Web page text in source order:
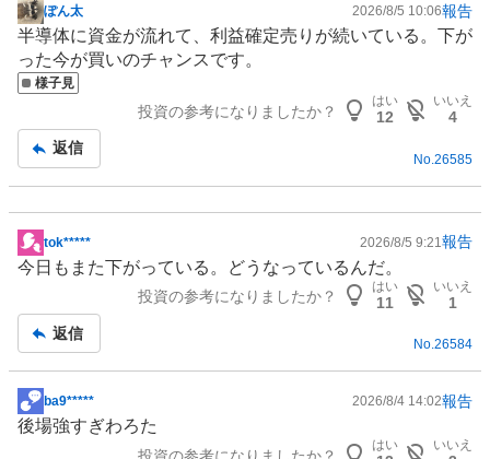
掲
示
板
記
ぽん太 2026/8/5 10:06報告
半導体に資金が流れて、利益確定売りが続いている。下が
った今が買いのチャンスです。
様子見
投資の参考になりましたか？
はい
12
いいえ
4
返信
No. 26585
掲
示
事
tok***** 2026/8/5 9:21 報告
今日もまた下がっている。どうなっているんだ。
投資の参考になりましたか？
はい
11
いいえ
1
返信
No.26584
掲
示
ba9***** 2026/8/4 14:02報告
後場強すぎわろた
投資の参考になりましたか？
はい いいえ